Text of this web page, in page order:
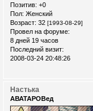
Позитив: +0
Пол: Женский
Возраст: 32 [1993-08-29]
Провел на форуме:
8 дней 19 часов
Последний визит:
2008-03-24 20:48:26
Настька
АВАТАРОВед